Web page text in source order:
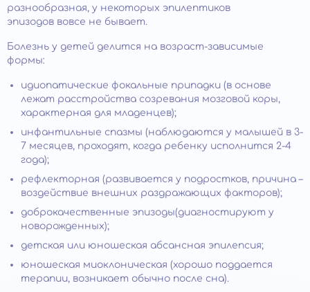
разнообразная, у некоторых эпилептиков
эпизодов вовсе не бывает.
Болезнь у детей делится на возраст-зависимые
формы:
идиопатические фокальные припадки (в основе
лежат расстройства созревания мозговой коры,
характерная для младенцев);
инфантильные спазмы (наблюдаются у малышей в 3-
7 месяцев, проходят, когда ребенку исполнится 2-4
года);
рефлекторная (развивается у подростков, причина –
воздействие внешних раздражающих факторов);
доброкачественные эпизоды(диагностируют у
новорожденных);
детская или юношеская абсансная эпилепсия;
юношеская миоклоническая (хорошо поддается
терапии, возникает обычно после сна).